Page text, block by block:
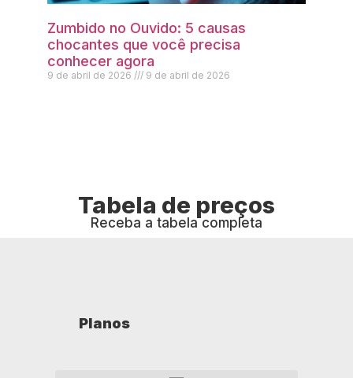
Zumbido no Ouvido: 5 causas
chocantes que você precisa
conhecer agora
9 de abril de 2026 9 de abril de 2026
Tabela de preços
Receba a tabela completa
Planos